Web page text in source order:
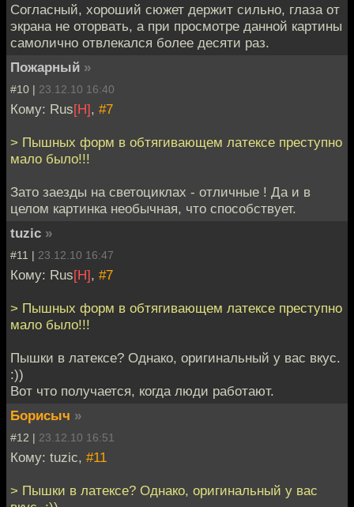
Согласный, хороший сюжет держит сильно, глаза от
экрана не оторвать, а при просмотре данной картины
самолично отвлекался более десяти раз.
Пожарный »
#10 | 23.12.10 16:40
Кому: Rus[H], #7
> Пышных форм в обтягивающем латексе преступно
мало было!!!
Зато заезды на светоциклах - отличные ! Да и в
целом картинка необычная, что способствует.
tuzic »
#11 | 23.12.10 16:47
Кому: Rus[H], #7
> Пышных форм в обтягивающем латексе преступно
мало было!!!
Пышки в латексе? Однако, оригинальный у вас вкус.
:))
Вот что получается, когда люди работают.
Борисыч »
#12 | 23.12.10 16:51
Кому: tuzic, #11
> Пышки в латексе? Однако, оригинальный у вас